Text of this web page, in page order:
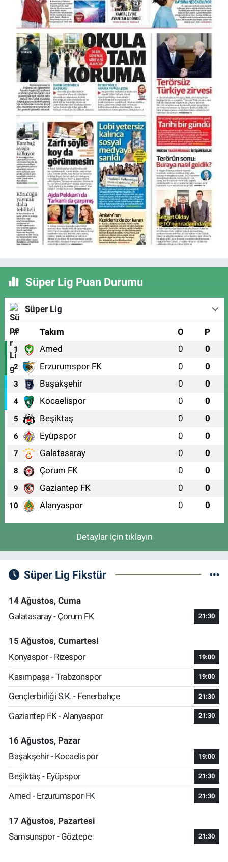
Süper Lig Puan Durumu
Süper Lig
# Takım O P
1 Amed 0 0
2 Erzurumspor FK 0 0
3 Başakşehir 0 0
4 Kocaelispor 0 0
5 Beşiktaş 0 0
6 Eyüpspor 0 0
7 Galatasaray 0 0
8 Çorum FK 0 0
9 Gaziantep FK 0 0
10 Alanyaspor 0 0
Detaylar için tıklayın
Süper Lig Fikstür
14 Ağustos, Cuma
Galatasaray - Çorum FK
21:30
15 Ağustos, Cumartesi
Konyaspor - Rizespor
19:00
Kasımpaşa - Trabzonspor 19:00
Gençlerbirliği S.K. - Fenerbahçe 21:30
Gaziantep FK - Alanyaspor 21:30
16 Ağustos, Pazar
Başakşehir - Kocaelispor
19:00
Beşiktaş - Eyüpspor 21:30
Amed - Erzurumspor FK 21:30
17 Ağustos, Pazartesi
Samsunspor - Göztepe
21:30